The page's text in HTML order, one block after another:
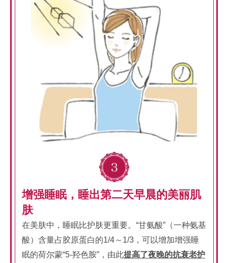
增强睡眠，睡出第二天早晨的美丽肌
肤
在美肤中，睡眠比护肤更重要。“甘氨酸”（一种氨基
酸）含量占胶原蛋白的1/4～1/3，可以增加增强睡
眠的荷尔蒙“5-羟色胺”，由此提高了夜晚的抗衰老护